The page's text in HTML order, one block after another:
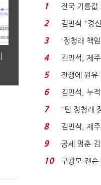
1
전국 기름
발윳값
2
김민석 "경
청래 "반명
3
'정청래 책
는 추가투표
4
김민석, 제
'1위 탈환'(
5
전쟁에 원유
에너지안보
6
김민석, 누
청래와 격
7
"팀 정청래
주 최고위원
8
김민석, 제
위'(1보)...
9
공세 멈춘
가 수습"
10
구광모-젠